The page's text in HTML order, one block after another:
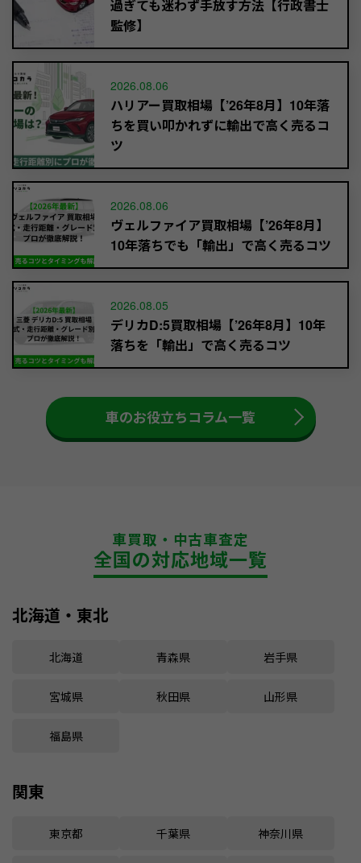
過ぎても迷わず手放す方法【行政書士
監修】
2026.08.06
ハリアー買取相場【’26年8月】10年落
ちを買い叩かれずに輸出で高く売るコ
ツ
2026.08.06
ヴェルファイア買取相場【’26年8月】
10年落ちでも「輸出」で高く売るコツ
2026.08.05
デリカD:5買取相場【’26年8月】10年
落ちを「輸出」で高く売るコツ
車のお役立ちコラム一覧
車買取・中古車査定
全国の対応地域一覧
北海道・東北
北海道 青森県 岩手県
宮城県 秋田県 山形県
福島県
関東
東京都 千葉県 神奈川県